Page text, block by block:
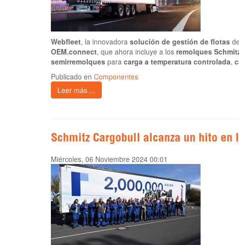
Webfleet, la innovadora solución de gestión de flotas de
OEM.connect, que ahora incluye a los remolques
semirremolques para carga a temperatura controlada,
Publicado en Componentes
Leer más ...
Schmitz Cargobull alcanza un hito
Miércoles, 06 Noviembre 2024 00:01